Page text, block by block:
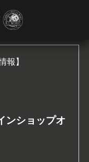
報】
ンショップオ